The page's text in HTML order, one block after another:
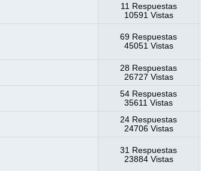
11 Respuestas
10591 Vistas
69 Respuestas
45051 Vistas
28 Respuestas
26727 Vistas
54 Respuestas
35611 Vistas
24 Respuestas
24706 Vistas
31 Respuestas
23884 Vistas